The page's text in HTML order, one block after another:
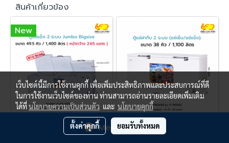
Message Us
สินค้าเกี่ยวข้อง
New
เว็บไซต์นี้มีการใช้งานคุกกี้ เพื่อเพิ่มประสิทธิภาพและประสบการณ์ที่ดี
ในการใช้งานเว็บไซต์ของท่าน ท่านสามารถอ่านรายละเอียดเพิ่มเติม
ได้ที่นโยบายความเป็นส่วนตัว และ นโยบายคุกกี้
ตั้งค่าคุกกี้ ยอมรับทั้งหมด